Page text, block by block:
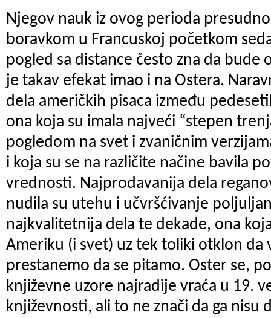
Njegov nauk iz ovog perioda
boravkom u Francuskoj početkom
pogled sa distance često zna da bude
je takav efekat imao i na Ostera.
dela američkih pisaca između
ona koja su imala najveći “stepen
pogledom na svet i zvaničnim
i koja su se na različite načine bavila
vrednosti. Najprodavanija dela
nudila su utehu i učvršćivanje
najkvalitetnija dela te dekade, ona
Ameriku (i svet) uz tek toliki otklon da
prestanemo da se pitamo. Oster se,
književne uzore najradije vraća u 19.
književnosti, ali to ne znači da ga nisu